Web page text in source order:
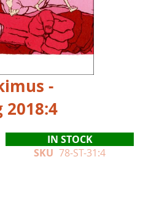
-
IN STOCK
SKU 78-ST-31:4